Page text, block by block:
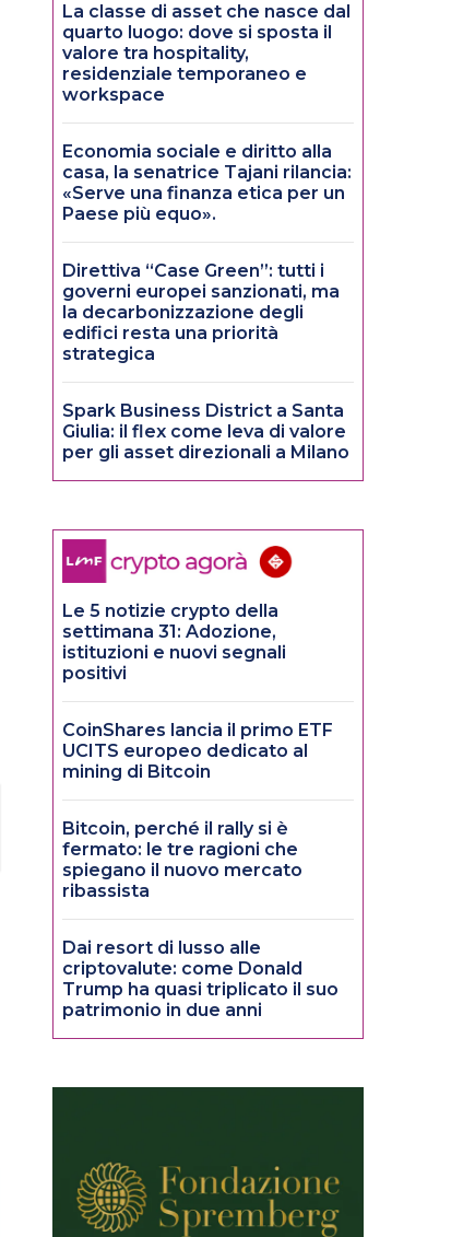
La classe di asset che nasce dal
quarto luogo: dove si sposta il
valore tra hospitality,
residenziale temporaneo e
workspace
Economia sociale e diritto alla
casa, la senatrice Tajani rilancia:
«Serve una finanza etica per un
Paese più equo».
Direttiva “Case Green”: tutti i
governi europei sanzionati, ma
la decarbonizzazione degli
edifici resta una priorità
strategica
Spark Business District a Santa
Giulia: il flex come leva di valore
per gli asset direzionali a Milano
Le 5 notizie crypto della
settimana 31: Adozione,
istituzioni e nuovi segnali
positivi
CoinShares lancia il primo ETF
UCITS europeo dedicato al
mining di Bitcoin
Bitcoin, perché il rally si è
fermato: le tre ragioni che
spiegano il nuovo mercato
ribassista
Dai resort di lusso alle
criptovalute: come Donald
Trump ha quasi triplicato il suo
patrimonio in due anni